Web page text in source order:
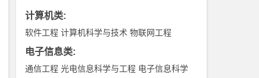
计算机类:
软件工程 计算机科学与技术 物联网工程
电子信息类:
通信工程 光电信息科学与工程 电子信息科学